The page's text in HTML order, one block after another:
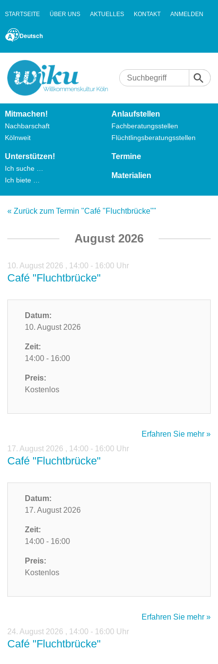
STARTSEITE ÜBER UNS AKTUELLES KONTAKT ANMELDEN
Deutsch
Mitmachen!
Nachbarschaft
Kölnweit
Anlaufstellen
Fachberatungsstellen
Flüchtlingsberatungsstellen
Unterstützen!
Ich suche …
Ich biete …
Termine
Materialien
« Zurück zum Termin "Café "Fluchtbrücke""
August 2026
10. August 2026 , 14:00 - 16:00 Uhr
Café "Fluchtbrücke"
Datum:
10. August 2026
Zeit:
14:00 - 16:00
Preis:
Kostenlos
Erfahren Sie mehr »
17. August 2026 , 14:00 - 16:00 Uhr
Café "Fluchtbrücke"
Datum:
17. August 2026
Zeit:
14:00 - 16:00
Preis:
Kostenlos
Erfahren Sie mehr »
24. August 2026 , 14:00 - 16:00 Uhr
Café "Fluchtbrücke"